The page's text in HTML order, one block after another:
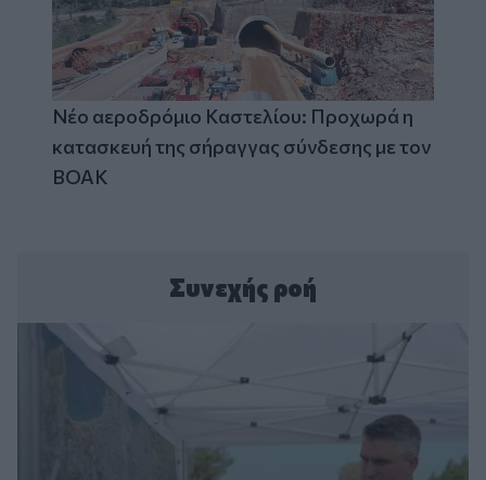
Νέο αεροδρόμιο Καστελίου: Προχωρά η
κατασκευή της σήραγγας σύνδεσης με τον
ΒΟΑΚ
Συνεχής ροή